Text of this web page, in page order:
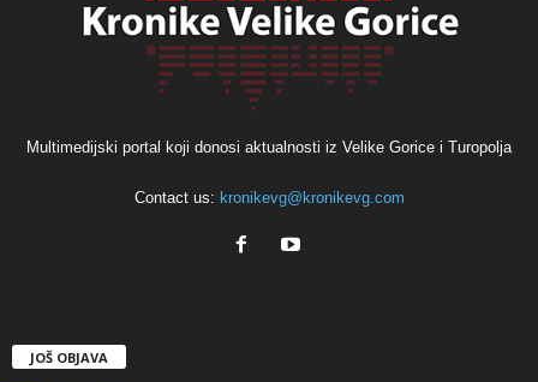
Multimedijski portal koji donosi aktualnosti iz Velike Gorice i Turopolja
Contact us: kronikevg@kronikevg.com
JOŠ OBJAVA